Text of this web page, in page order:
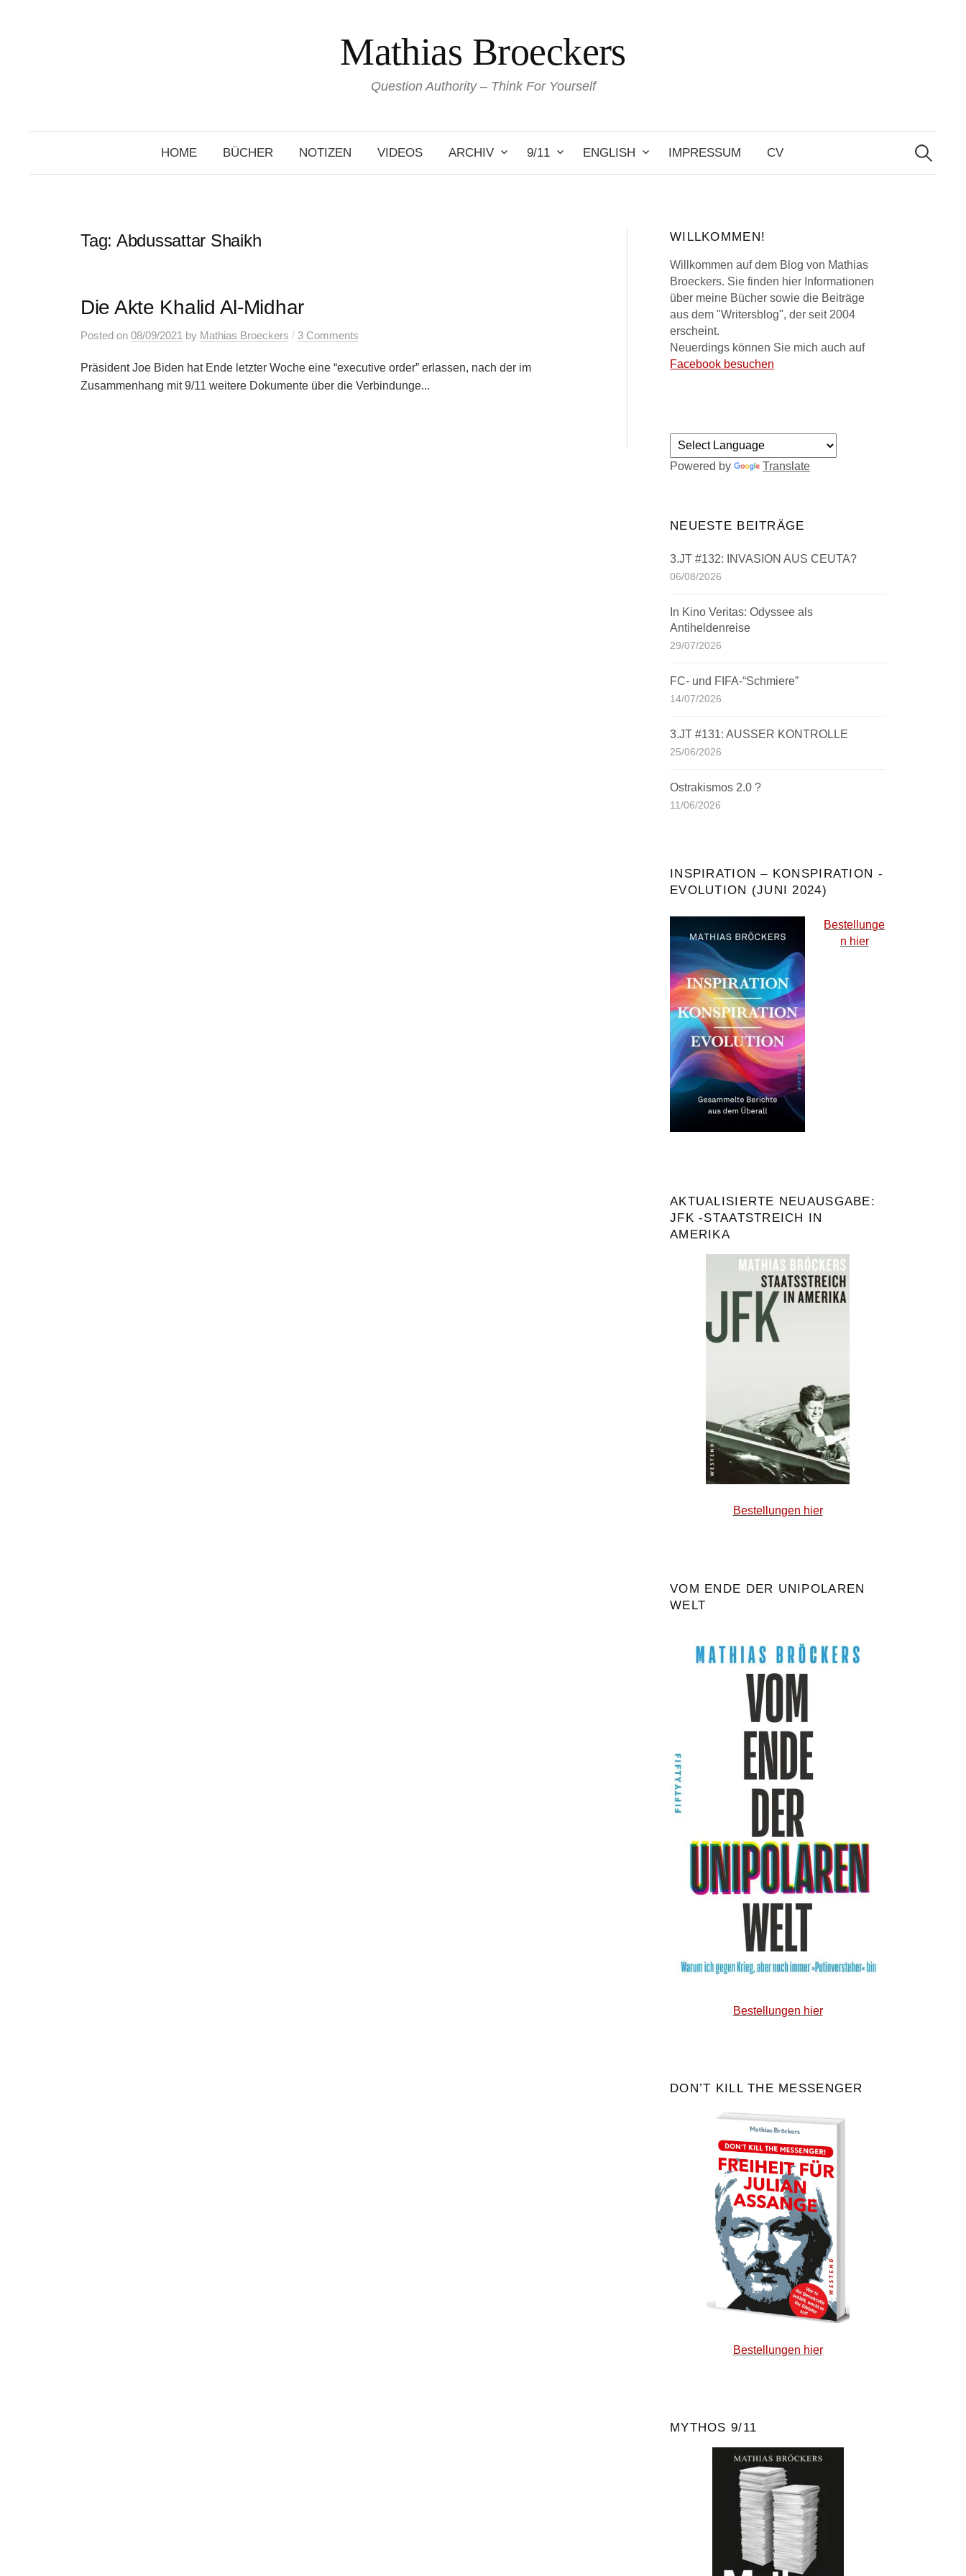
Mathias Broeckers
Question Authority – Think For Yourself
HOME BÜCHER NOTIZEN VIDEOS ARCHIV 9/11 ENGLISH IMPRESSUM CV
Search
for:
Tag: Abdussattar Shaikh
Die Akte Khalid Al-Midhar
Posted on 08/09/2021 by Mathias Broeckers / 3 Comments
Präsident Joe Biden hat Ende letzter Woche eine “executive order” erlassen, nach der im
Zusammenhang mit 9/11 weitere Dokumente über die Verbindunge...
WILLKOMMEN!
Willkommen auf dem Blog von Mathias
Broeckers. Sie finden hier Informationen
über meine Bücher sowie die Beiträge
aus dem "Writersblog", der seit 2004
erscheint.
Neuerdings können Sie mich auch auf
Facebook besuchen
Powered by Translate
NEUESTE BEITRÄGE
3.JT #132: INVASION AUS CEUTA?
06/08/2026
In Kino Veritas: Odyssee als
Antiheldenreise
29/07/2026
FC- und FIFA-“Schmiere”
14/07/2026
3.JT #131: AUSSER KONTROLLE
25/06/2026
Ostrakismos 2.0 ?
11/06/2026
INSPIRATION – KONSPIRATION -
EVOLUTION (JUNI 2024)
Bestellunge
n hier
AKTUALISIERTE NEUAUSGABE:
JFK -STAATSTREICH IN
AMERIKA
Bestellungen hier
VOM ENDE DER UNIPOLAREN
WELT
Bestellungen hier
DON’T KILL THE MESSENGER
Bestellungen hier
MYTHOS 9/11